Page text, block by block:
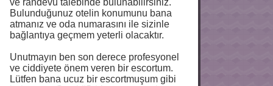
ve randevu talebinde bulunabilirsiniz.
Bulunduğunuz otelin konumunu bana
atmanız ve oda numarasını ile sizinle
bağlantıya geçmem yeterli olacaktır.
Unutmayın ben son derece profesyonel
ve ciddiyete önem veren bir escortum.
Lütfen bana ucuz bir escortmuşum gibi